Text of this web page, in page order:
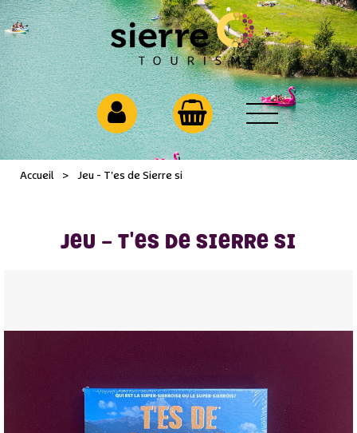
Accueil > Jeu - T'es de Sierre si
JEU - T'ES DE SIERRE SI